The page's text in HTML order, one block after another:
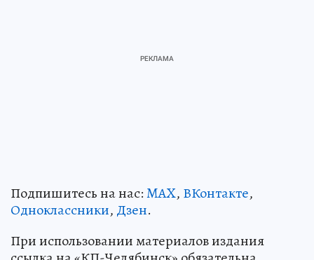
Подпишитесь на нас:MAX, ВКонтакте,
Одноклассники, Дзен.
При использовании материалов издания